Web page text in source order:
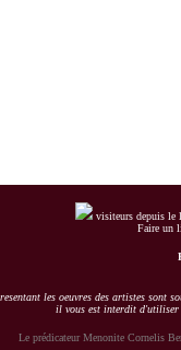
visiteurs depuis le
Faire un
les oeuvres des artistes sont
il vous est interdit d'utiliser
Le prédicateur Menonite Cornelis